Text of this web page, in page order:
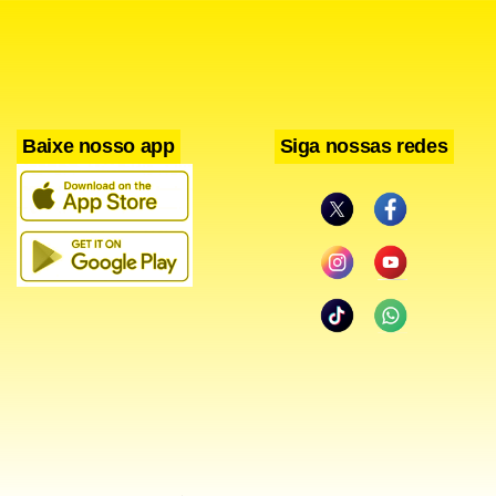
Outra brasileira que trabalha no local, identificada como
Vânia, disse ter conhecido Taíza e que ela nunca tinha
comentado sobre um namorado. Ela ainda afirma que a ex-
miss não estava querendo dinheiro, mas que tinha ido à
Londres para estudar inglês.
Baixe nosso app Siga nossas redes